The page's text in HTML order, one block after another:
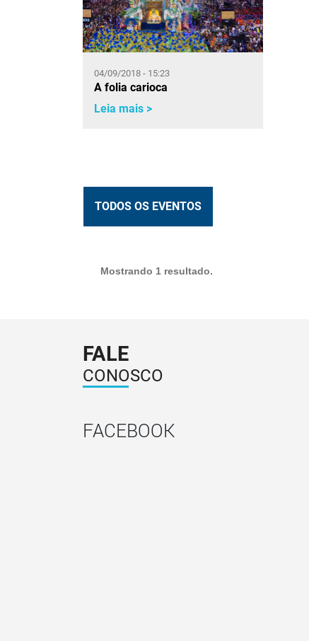
04/09/2018 - 15:23
A folia carioca
Leia mais >
TODOS OS EVENTOS
Mostrando 1 resultado.
FALE
CONOSCO
FACEBOOK